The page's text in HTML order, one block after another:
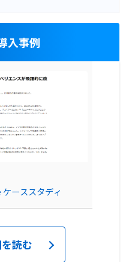
入事例
ーススタディ
読む